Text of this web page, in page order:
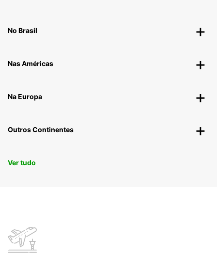
No Brasil
Nas Américas
Na Europa
Outros Continentes
Ver tudo